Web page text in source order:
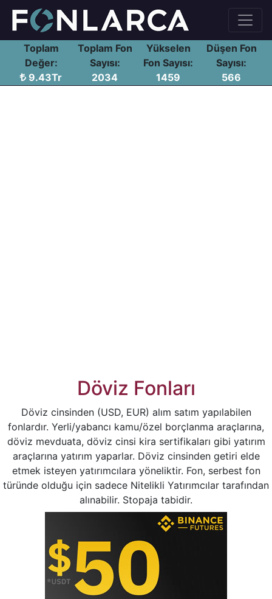
Toplam
Değer:
9.43Tr
Toplam Fon
Sayısı:
2034
Yükselen
Fon Sayısı:
1459
Düşen Fon
Sayısı:
566
Döviz Fonları
Döviz cinsinden (USD, EUR) alım satım yapılabilen
fonlardır. Yerli/yabancı kamu/özel borçlanma araçlarına,
döviz mevduata, döviz cinsi kira sertifikaları gibi yatırım
araçlarına yatırım yaparlar. Döviz cinsinden getiri elde
etmek isteyen yatırımcılara yöneliktir. Fon, serbest fon
türünde olduğu için sadece Nitelikli Yatırımcılar tarafından
alınabilir. Stopaja tabidir.